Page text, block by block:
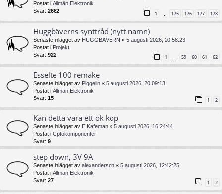
Postat i Allmän Elektronik
Svar: 2662 1 175 176 177 178
Huggbäverns synttråd (nytt namn)
Senaste inlägget av HUGGBÄVERN « 5 augusti 2026, 20:58:23
Postat i Projekt
Svar: 922 1 59 60 61 62
Esselte 100 remake
Senaste inlägget av Piggelin « 5 augusti 2026, 20:09:13
Postat i Allmän Elektronik
Svar: 15 1 2
Kan detta vara ett ok köp
Senaste inlägget av E Kafeman « 5 augusti 2026, 16:24:44
Postat i Optokomponenter
Svar: 9
step down, 3V 9A
Senaste inlägget av alexanderson « 5 augusti 2026, 12:42:25
Postat i Allmän Elektronik
Svar: 27 1 2